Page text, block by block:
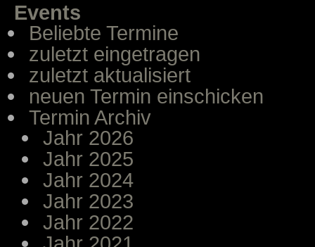
Events
Beliebte Termine
zuletzt eingetragen
zuletzt aktualisiert
neuen Termin einschicken
Termin Archiv
Jahr 2026
Jahr 2025
Jahr 2024
Jahr 2023
Jahr 2022